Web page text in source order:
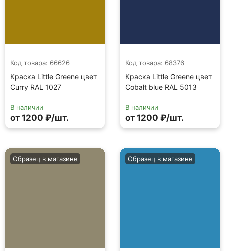
Код товара: 66626
Краска Little Greene цвет
Curry RAL 1027
В наличии
от 1200 ₽/шт.
Код товара: 68376
Краска Little Greene цвет
Cobalt blue RAL 5013
В наличии
от 1200 ₽/шт.
Образец в магазине Образец в магазине